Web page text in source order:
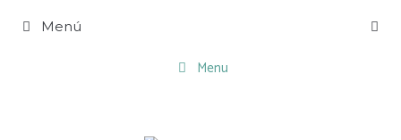
Menú
Menu